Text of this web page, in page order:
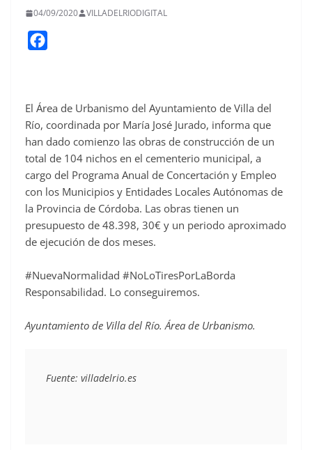
04/09/2020 VILLADELRIODIGITAL
o
o
k
El Área de Urbanismo del Ayuntamiento de Villa del
Río, coordinada por María José Jurado, informa que
han dado comienzo las obras de construcción de un
total de 104 nichos en el cementerio municipal, a
cargo del Programa Anual de Concertación y Empleo
con los Municipios y Entidades Locales Autónomas de
la Provincia de Córdoba. Las obras tienen un
presupuesto de 48.398, 30€ y un periodo aproximado
de ejecución de dos meses.
#NuevaNormalidad #NoLoTiresPorLaBorda
Responsabilidad. Lo conseguiremos.
Ayuntamiento de Villa del Río. Área de Urbanismo.
Fuente: villadelrio.es